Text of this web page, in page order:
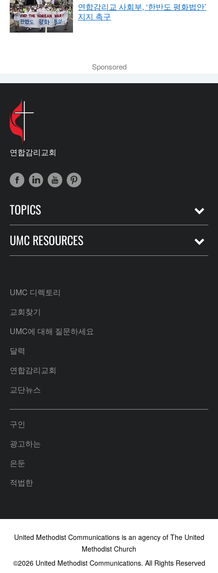
연합감리교 사회부, ‘한반도 평화법안’
지지 촉구
Sponsored
연합감리교회
TOPICS
UMC RESOURCES
UMC 디렉토리
교회찾기
UMC에 대해 질문하세요
달력
연합감리교회
교단뉴스
구인
광고하는
은둔
적법한
United Methodist Communications is an agency of The United
Methodist Church
©2026United Methodist Communications. All Rights Reserved